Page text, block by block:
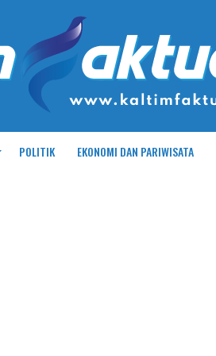
POLITIK EKONOMI DAN PARIWISATA